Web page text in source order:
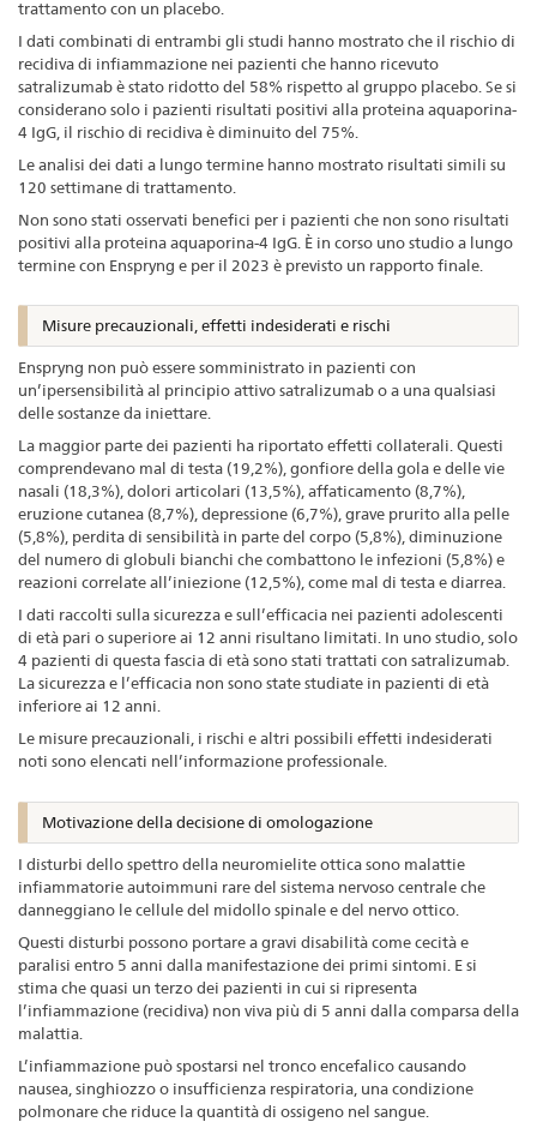
trattamento con un placebo.
I dati combinati di entrambi gli studi hanno mostrato che il rischio di
recidiva di infiammazione nei pazienti che hanno ricevuto
satralizumab è stato ridotto del 58% rispetto al gruppo placebo. Se si
considerano solo i pazienti risultati positivi alla proteina aquaporina-
4 IgG, il rischio di recidiva è diminuito del 75%.
Le analisi dei dati a lungo termine hanno mostrato risultati simili su
120 settimane di trattamento.
Non sono stati osservati benefici per i pazienti che non sono risultati
positivi alla proteina aquaporina-4 IgG. È in corso uno studio a lungo
termine con Enspryng e per il 2023 è previsto un rapporto finale.
Misure precauzionali, effetti indesiderati e rischi
Enspryng non può essere somministrato in pazienti con
un’ipersensibilità al principio attivo satralizumab o a una qualsiasi
delle sostanze da iniettare.
La maggior parte dei pazienti ha riportato effetti collaterali. Questi
comprendevano mal di testa (19,2%), gonfiore della gola e delle vie
nasali (18,3%), dolori articolari (13,5%), affaticamento (8,7%),
eruzione cutanea (8,7%), depressione (6,7%), grave prurito alla pelle
(5,8%), perdita di sensibilità in parte del corpo (5,8%), diminuzione
del numero di globuli bianchi che combattono le infezioni (5,8%) e
reazioni correlate all’iniezione (12,5%), come mal di testa e diarrea.
I dati raccolti sulla sicurezza e sull’efficacia nei pazienti adolescenti
di età pari o superiore ai 12 anni risultano limitati. In uno studio, solo
4 pazienti di questa fascia di età sono stati trattati con satralizumab.
La sicurezza e l’efficacia non sono state studiate in pazienti di età
inferiore ai 12 anni.
Le misure precauzionali, i rischi e altri possibili effetti indesiderati
noti sono elencati nell’informazione professionale.
Motivazione della decisione di omologazione
I disturbi dello spettro della neuromielite ottica sono malattie
infiammatorie autoimmuni rare del sistema nervoso centrale che
danneggiano le cellule del midollo spinale e del nervo ottico.
Questi disturbi possono portare a gravi disabilità come cecità e
paralisi entro 5 anni dalla manifestazione dei primi sintomi. E si
stima che quasi un terzo dei pazienti in cui si ripresenta
l’infiammazione (recidiva) non viva più di 5 anni dalla comparsa della
malattia.
L’infiammazione può spostarsi nel tronco encefalico causando
nausea, singhiozzo o insufficienza respiratoria, una condizione
polmonare che riduce la quantità di ossigeno nel sangue.